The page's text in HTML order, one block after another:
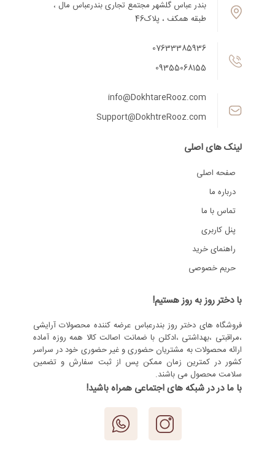
بندر عباس گلشهر مجتمع تجاری بندرعباس مال ،
طبقه همکف ، پلاک46
07633385936
09355068155
info@DokhtareRooz.com
Support@DokhtreRooz.com
لینک های اصلی
صفحه اصلی
درباره ما
تماس با ما
پنل کاربری
راهنمای خرید
حریم خصوصی
با دختر روز به روز هستیم!
فروشگاه های دختر روز بندرعباس عرضه کننده محصولات آرایشی
،مراقبتی ،بهداشتی ،ادکلن با ضمانت اصالت کالا همه روزه آماده
ارائه محصولات به مشتریان حضوری و غیر حضوری خود در سراسر
کشور در کمترین زمان ممکن پس از ثبت سفارش و تضمین
سلامت محصول می باشند.
با ما در در شبکه های اجتماعی همراه باشید!